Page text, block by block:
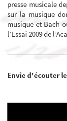
presse musicale
sur la musique
musique et Bach
l’Essai 2009 de
Envie d'écouter